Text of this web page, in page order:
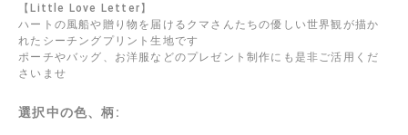
【Little Love Letter】
ハートの風船や贈り物を届けるクマさんたちの優しい世界観が描か
れたシーチングプリント生地です
ポーチやバッグ、お洋服などのプレゼント制作にも是非ご活用くだ
さいませ
選択中の色、柄: